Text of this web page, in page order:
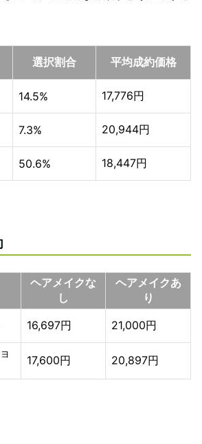
選択割合 平均成約価格
14.5% 17,776円
7.3% 20,944円
50.6% 18,447円
ヘアメイクな
し
ヘアメイクあ
り
16,697円
21,000円
17,600円 20,897円